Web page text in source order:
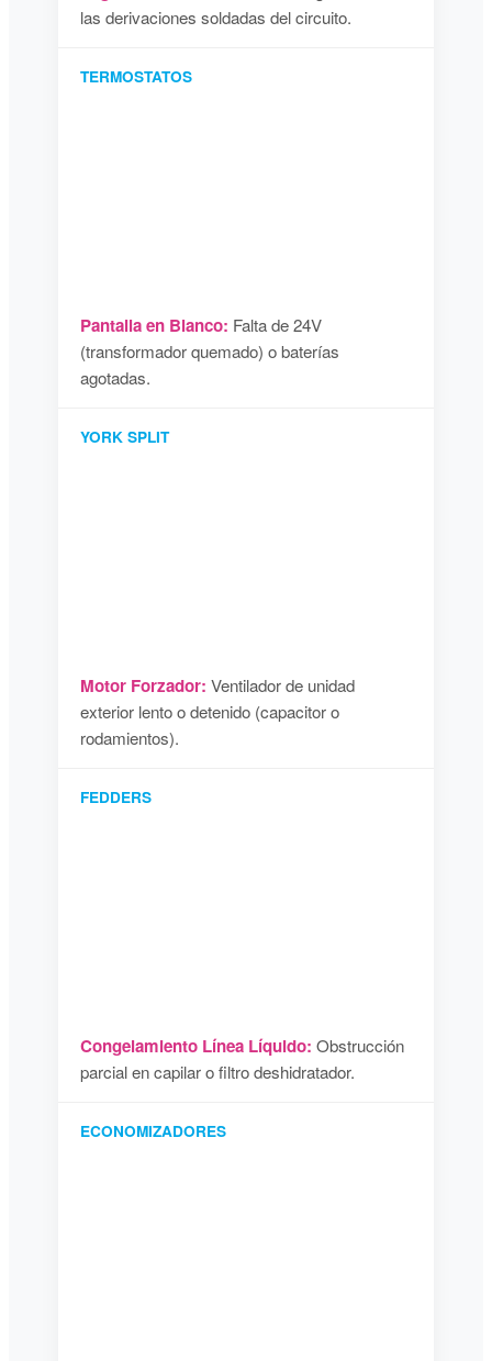
las derivaciones soldadas del circuito.
TERMOSTATOS
Pantalla en Blanco: Falta de 24V
(transformador quemado) o baterías
agotadas.
YORK SPLIT
Motor Forzador: Ventilador de unidad
exterior lento o detenido (capacitor o
rodamientos).
FEDDERS
Congelamiento Línea Líquido: Obstrucción
parcial en capilar o filtro deshidratador.
ECONOMIZADORES